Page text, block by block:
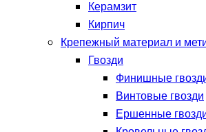
Керамзит
Кирпич
Крепежный материал и
Гвозди
Финишные
Винтовые гвозди
Ершенные